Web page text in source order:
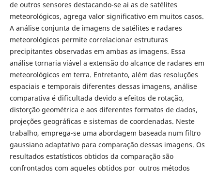
de outros sensores destacando-se ai as de satélites
meteorológicos, agrega valor significativo em muitos casos.
A análise conjunta de imagens de satélites e radares
meteorológicos permite correlacionar estruturas
precipitantes observadas em ambas as imagens. Essa
análise tornaria viável a extensão do alcance de radares em
meteorológicos em terra. Entretanto, além das resoluções
espaciais e temporais diferentes dessas imagens, análise
comparativa é dificultada devido a efeitos de rotação,
distorção geométrica e aos diferentes formatos de dados,
projeções geográficas e sistemas de coordenadas. Neste
trabalho, emprega-se uma abordagem baseada num filtro
gaussiano adaptativo para comparação dessas imagens. Os
resultados estatísticos obtidos da comparação são
confrontados com aqueles obtidos por outros métodos